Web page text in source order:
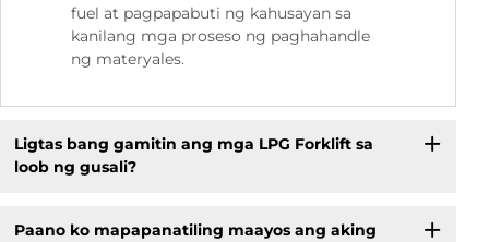
fuel at pagpapabuti ng kahusayan sa
kanilang mga proseso ng paghahandle
ng materyales.
Ligtas bang gamitin ang mga LPG Forklift sa
loob ng gusali?
Paano ko mapapanatiling maayos ang aking